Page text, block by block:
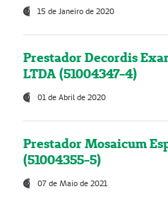
15 de Janeiro de 2020
Prestador Decordis
LTDA (51004347-4)
01 de Abril de 2020
Prestador Mosaicum
(51004355-5)
07 de Maio de 2021